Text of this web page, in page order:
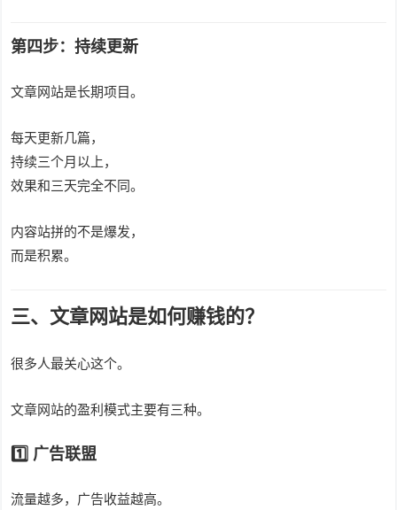
第四步：持续更新
文章网站是长期项目。
每天更新几篇，
持续三个月以上，
效果和三天完全不同。
内容站拼的不是爆发，
而是积累。
三、文章网站是如何赚钱的？
很多人最关心这个。
文章网站的盈利模式主要有三种。
1️⃣ 广告联盟
流量越多，广告收益越高。